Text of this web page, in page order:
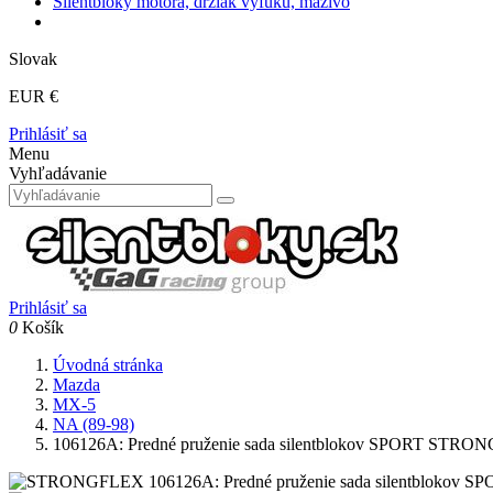
Slovak
EUR €
Prihlásiť sa
Menu
Vyhľadávanie
Prihlásiť sa
0 Košík
Úvodná stránka
Mazda
MX-5
NA (89-98)
106126A: Predné pruženie sada silentblokov SPORT